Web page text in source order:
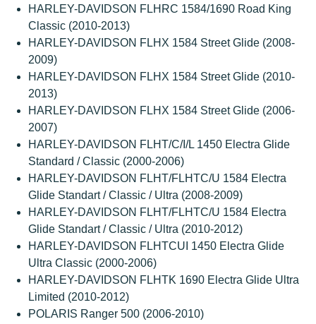
HARLEY-DAVIDSON FLHRC 1584/1690 Road King
Classic (2010-2013)
HARLEY-DAVIDSON FLHX 1584 Street Glide (2008-
2009)
HARLEY-DAVIDSON FLHX 1584 Street Glide (2010-
2013)
HARLEY-DAVIDSON FLHX 1584 Street Glide (2006-
2007)
HARLEY-DAVIDSON FLHT/C/I/L 1450 Electra Glide
Standard / Classic (2000-2006)
HARLEY-DAVIDSON FLHT/FLHTC/U 1584 Electra
Glide Standart / Classic / Ultra (2008-2009)
HARLEY-DAVIDSON FLHT/FLHTC/U 1584 Electra
Glide Standart / Classic / Ultra (2010-2012)
HARLEY-DAVIDSON FLHTCUI 1450 Electra Glide
Ultra Classic (2000-2006)
HARLEY-DAVIDSON FLHTK 1690 Electra Glide Ultra
Limited (2010-2012)
POLARIS Ranger 500 (2006-2010)